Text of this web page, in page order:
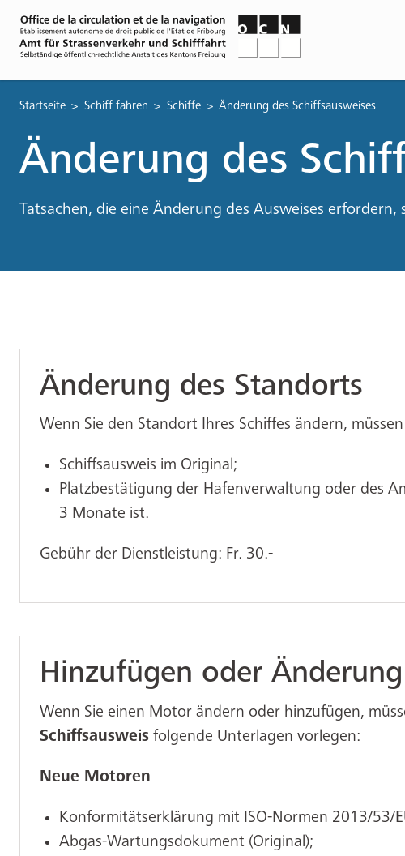
Pfadnavigation
Startseite Schiff fahren Schiffe Änderung des Schiffsausweises
Änderung des
Tatsachen, die eine Änderung des Ausweises erfordern,
Änderung des Standorts
Wenn Sie den Standort Ihres Schiffes ändern,
Schiffsausweis im Original;
Platzbestätigung der Hafenverwaltung oder des
3 Monate ist.
Gebühr der Dienstleistung: Fr. 30.-
Hinzufügen oder
Wenn Sie einen Motor ändern oder hinzufügen,
Schiffsausweis folgende Unterlagen vorlegen:
Neue Motoren
Konformitätserklärung mit ISO-Normen 2013/53/
Abgas-Wartungsdokument (Original);